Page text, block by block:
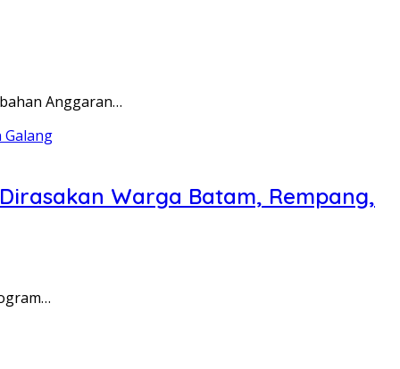
Anggaran…
Warga Batam, Rempang,